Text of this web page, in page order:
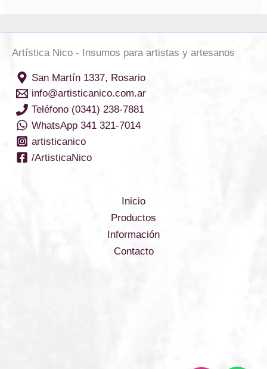
Artística Nico - Insumos para artistas y artesanos
San Martín 1337, Rosario
info@artisticanico.com.ar
Teléfono (0341) 238-7881
WhatsApp 341 321-7014
artisticanico
/ArtisticaNico
Inicio
Productos
Información
Contacto